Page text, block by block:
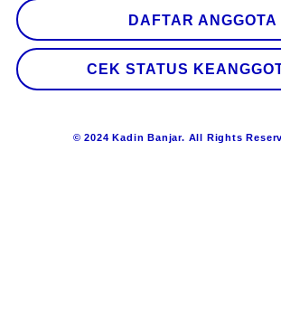
DAFTAR ANGGOTA
CEK STATUS
© 2024 Kadin Banjar. All Rights